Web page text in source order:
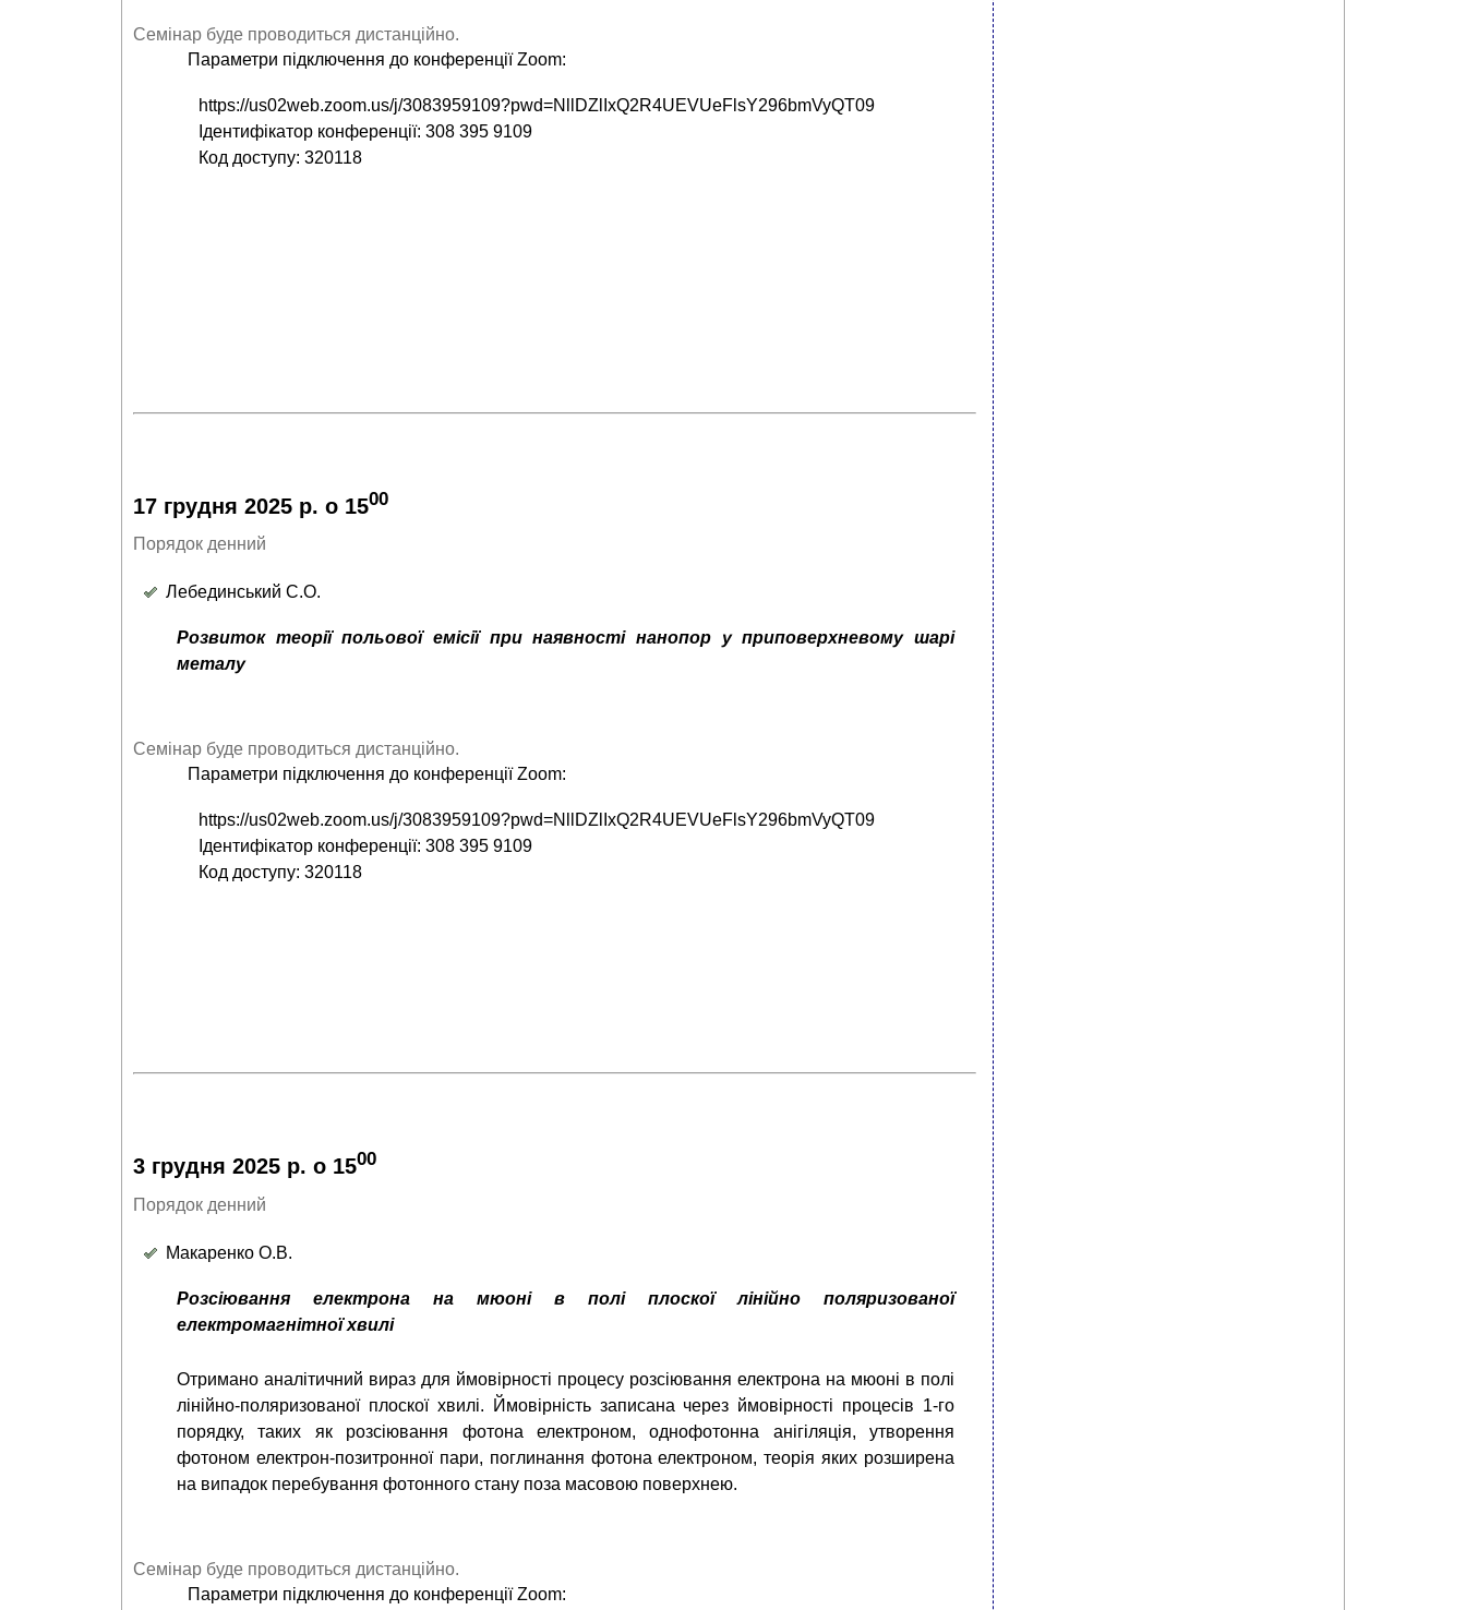
Семінар буде проводиться дистанційно.
Параметри підключення до конференції Zoom:
https://us02web.zoom.us/j/3083959109?pwd=NllDZlIxQ2R4UEVUeFlsY296bmVyQT09
Ідентифікатор конференції: 308 395 9109
Код доступу: 320118
17 грудня 2025 р. о 1500
Порядок денний
Лебединський С.О.
Розвиток теорії польової емісії при наявності нанопор у приповерхневому шарі
металу
Семінар буде проводиться дистанційно.
Параметри підключення до конференції Zoom:
https://us02web.zoom.us/j/3083959109?pwd=NllDZlIxQ2R4UEVUeFlsY296bmVyQT09
Ідентифікатор конференції: 308 395 9109
Код доступу: 320118
3 грудня 2025 р. о 1500
Порядок денний
Макаренко О.В.
Розсіювання електрона на мюоні в полі плоскої лінійно поляризованої
електромагнітної хвилі
Отримано аналітичний вираз для ймовірності процесу розсіювання електрона на мюоні в полі
лінійно-поляризованої плоскої хвилі. Ймовірність записана через ймовірності процесів 1-го
порядку, таких як розсіювання фотона електроном, однофотонна анігіляція, утворення
фотоном електрон-позитронної пари, поглинання фотона електроном, теорія яких розширена
на випадок перебування фотонного стану поза масовою поверхнею.
Семінар буде проводиться дистанційно.
Параметри підключення до конференції Zoom: